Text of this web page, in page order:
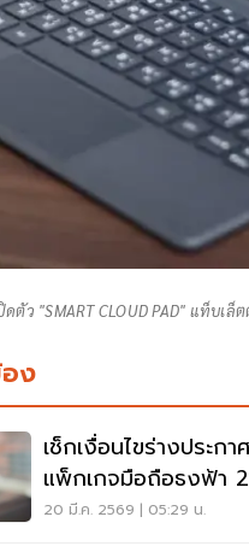
ว "SMART CLOUD PAD" แท็บเล็
ง
เช็กเงื่อนไขร่างประก
แพ็กเกจมือถือธงฟ้า
เดือนเริ่มเมื่อไหร่ เช็คที่นี่
20 มี.ค. 2569 | 05:29 น.